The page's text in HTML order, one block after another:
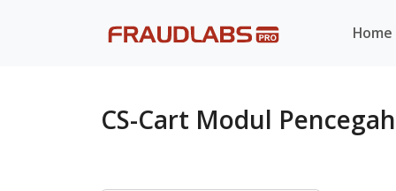
Home
CS-Cart Modul